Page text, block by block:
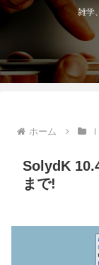
雑学
ホーム
SolydK
まで!